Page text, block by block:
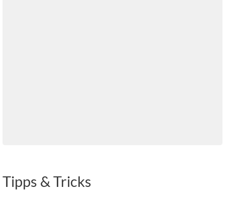
Tipps & Tricks